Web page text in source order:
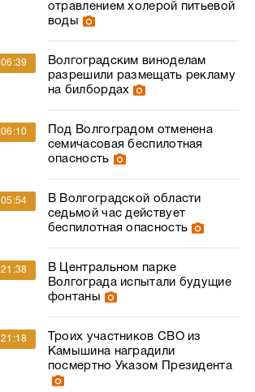
отравлением холерой питьевой
воды
06:39
Волгоградским виноделам
разрешили размещать рекламу
на билбордах
06:10
Под Волгоградом отменена
семичасовая беспилотная
опасность
05:54
В Волгоградской области
седьмой час действует
беспилотная опасность
21:38
В Центральном парке
Волгограда испытали будущие
фонтаны
21:18
Троих участников СВО из
Камышина наградили
посмертно Указом Президента